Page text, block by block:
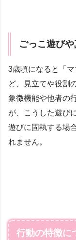
ごっこ遊び
3歳頃になると「
ど、見立てや役割
象徴機能や他者の
が、こうした遊び
遊びに固執する場
れません。
行動の特徴に